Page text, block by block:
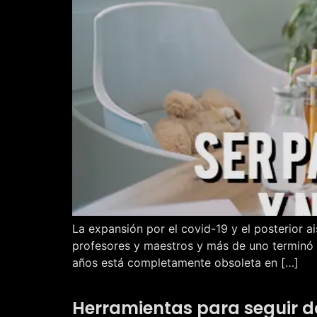
La expansión por el covid-19 y el posterior
profesores y maestros y más de uno
años está completamente obsoleta en […]
Herramientas para seguir